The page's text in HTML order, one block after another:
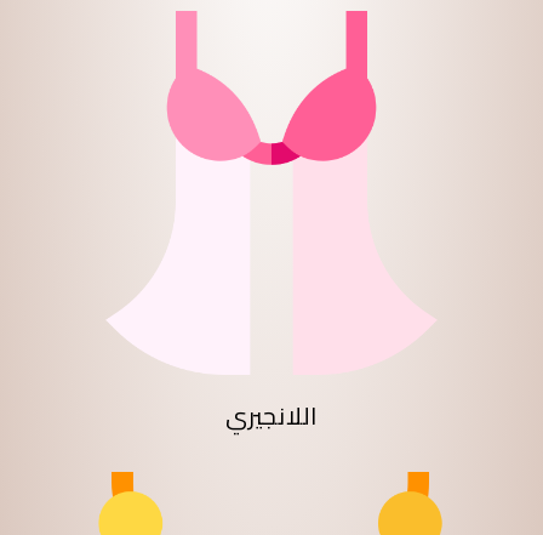
اللانجيري